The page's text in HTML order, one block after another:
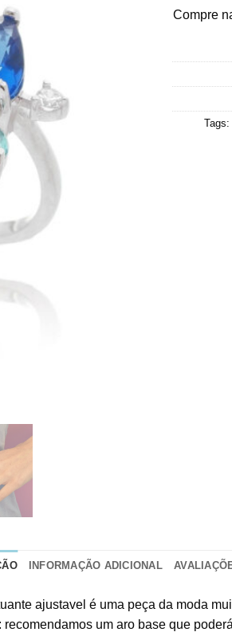
Compre
Tags:
INFORMAÇÃO ADICIONAL
ajustavel é uma peça da moda
um aro base que